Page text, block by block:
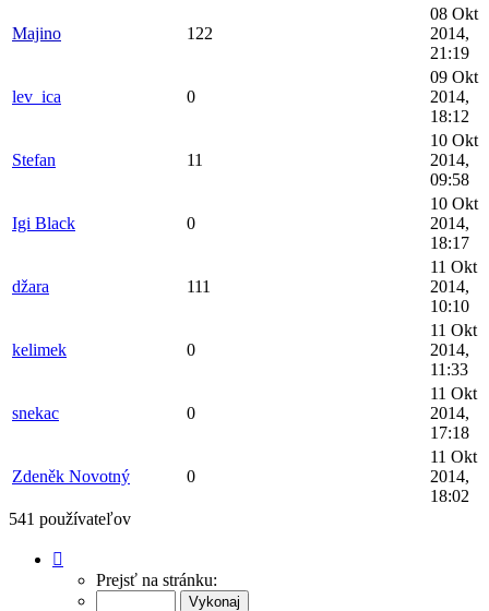
Majino 122
08 Okt
2014,
21:19
lev_ica 0
09 Okt
2014,
18:12
Stefan 11
10 Okt
2014,
09:58
Igi Black 0
10 Okt
2014,
18:17
džara 111
11 Okt
2014,
10:10
kelimek 0
11 Okt
2014,
11:33
snekac 0
11 Okt
2014,
17:18
Zdeněk Novotný 0
11 Okt
2014,
18:02
541 používateľov
Prejsť na stránku: